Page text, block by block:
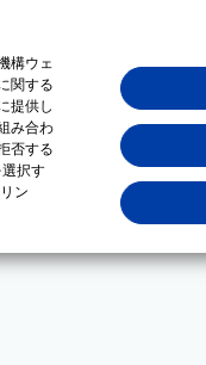
構ウェ
関する
提供し
み合わ
否する
択す
ン